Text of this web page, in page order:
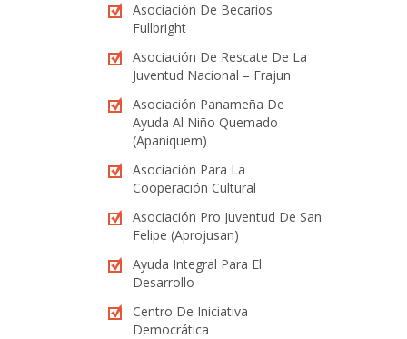
Asociación De Becarios
Fullbright
Asociación De Rescate De La
Juventud Nacional – Frajun
Asociación Panameña De
Ayuda Al Niño Quemado
(Apaniquem)
Asociación Para La
Cooperación Cultural
Asociación Pro Juventud De San
Felipe (Aprojusan)
Ayuda Integral Para El
Desarrollo
Centro De Iniciativa
Democrática